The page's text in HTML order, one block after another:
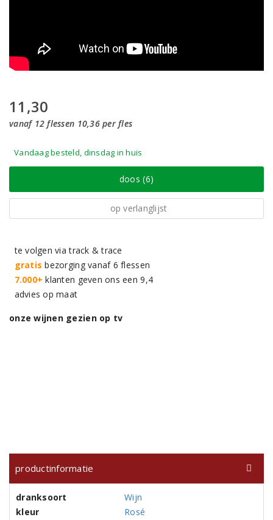
11,30
vanaf 12 flessen 10,36 per fles
Vandaag besteld, dinsdag in huis
doos (6)
op verlanglijst
te volgen via track & trace
gratis bezorging vanaf 6 flessen
7.000+ klanten geven ons een 9,4
advies op maat
onze wijnen gezien op tv
productinformatie
dranksoort
Wijn
kleur
Rosé